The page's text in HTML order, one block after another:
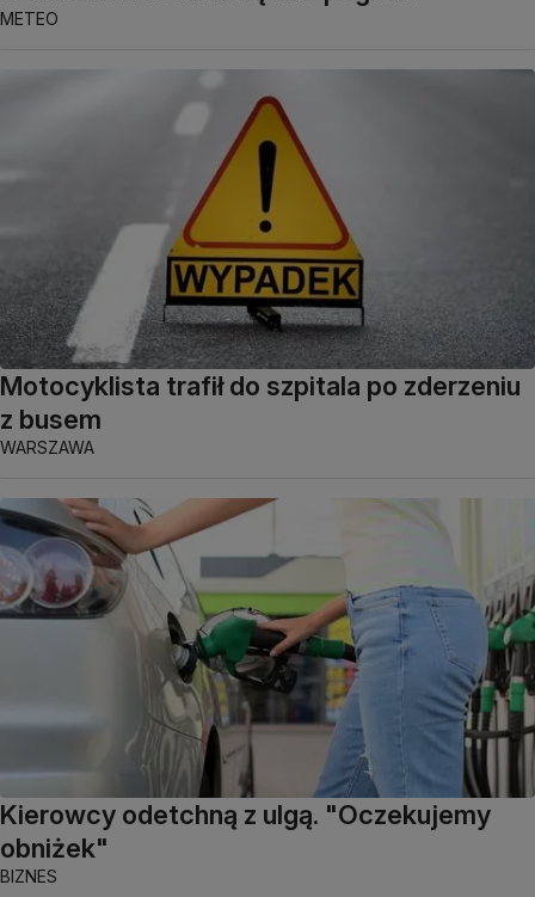
METEO
Motocyklista trafił do szpitala po zderzeniu
z busem
WARSZAWA
Kierowcy odetchną z ulgą. "Oczekujemy
obniżek"
BIZNES